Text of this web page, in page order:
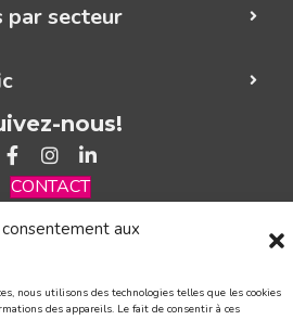
aux
nous utilisons des technologies telles que les cookies
des appareils. Le fait de consentir à ces
par secteur
nous!
CONTACT